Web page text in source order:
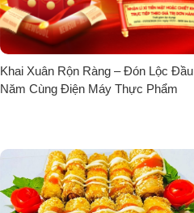
Khai Xuân Rộn Ràng – Đón Lộc Đầu
Năm Cùng Điện Máy Thực Phẩm